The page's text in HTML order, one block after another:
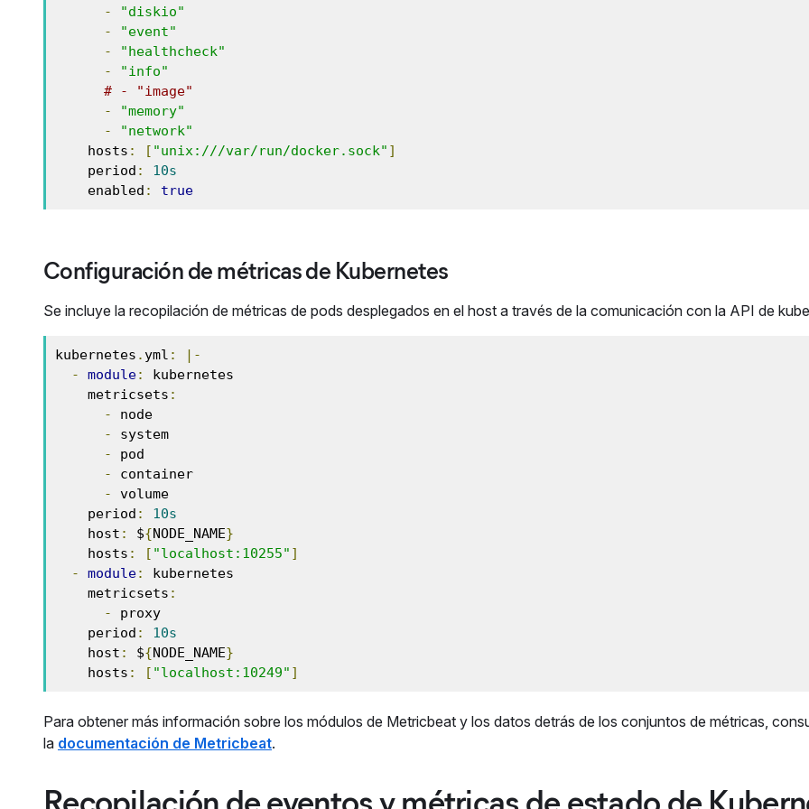
-
"diskio"
-
"event"
-
"healthcheck"
-
"info"
# - "image"
-
"memory"
-
"network"
    hosts
: [ "unix:///var/run/docker.sock" ]
    period
:
10s
    enabled
: true
Configuración de métricas de Kubernetes
Se incluye la recopilación de métricas de pods desplegados en el host a través de la comunicación con la API de
kubernetes . yml :
|-
-
module:
kubernetes
    metricsets
:
-
node
-
system
-
pod
-
container
-
volume
    period
:
10s
    host
: ${NODE_NAME}
    hosts
: [ "localhost:10255" ]
-
module:
kubernetes
    metricsets
:
-
proxy
    period
:
10s
    host
: ${NODE_NAME}
    hosts
: [ "localhost:10249" ]
Para obtener más información sobre los módulos de Metricbeat y los datos detrás de los conjuntos de métricas,
la documentación de Metricbeat.